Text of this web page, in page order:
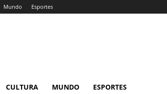
Mundo Esportes
CULTURA MUNDO ESPORTES